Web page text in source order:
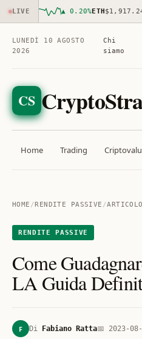
LIVE ▲ 0.20%ETH$1,917.24
LUNEDÌ 10 AGOSTO
2026
Chi
siamo
CS
Home Trading
HOME /RENDITE PASSIVE /ARTICOLO
RENDITE PASSIVE
Come
LA Guida
F Di Fabiano Ratta📅 2023-